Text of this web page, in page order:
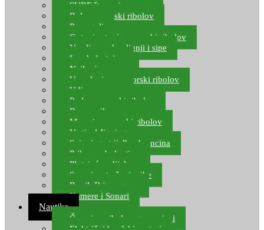
SURF štapovi
Role za morski ribolov
Parangali
Gotovi setovi za morski ribolov
Varalice za lov lignji i sipe
Lov hobotnice
Najloni za more
Upredenice za morski ribolov
Udice za more
Perle za morski ribolov
Brum prihrana za more
Mamci za morski ribolov
Vertical Jigging
Spinning strijelke, brancina
Pribor za bolentino
Plutajuća odijela
Sonari za traženje ribe
Ronilački program
Kamere i Sonari
Nautika
Čamci za ribolov, gumenjaci